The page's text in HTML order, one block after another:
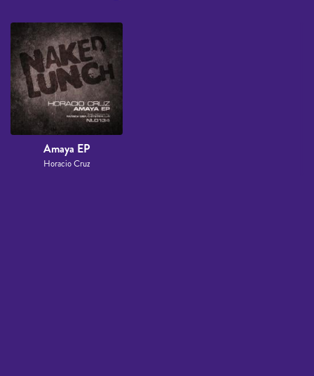
Amaya EP
Horacio Cruz